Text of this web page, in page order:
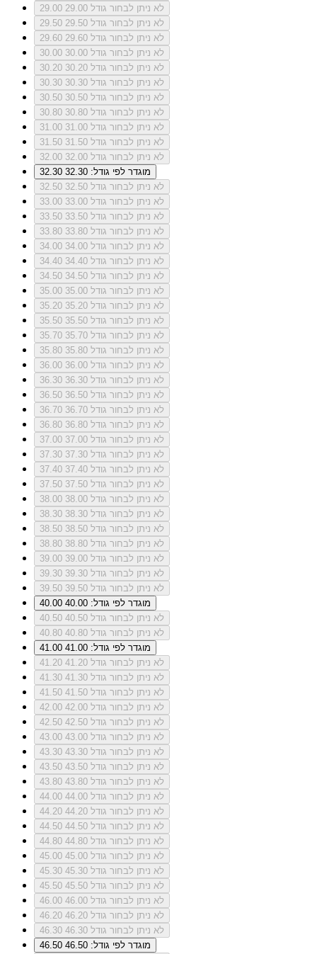
29.00
לא ניתן לבחור גודל 29.00
29.50
לא ניתן לבחור גודל 29.50
29.60
לא ניתן לבחור גודל 29.60
30.00
לא ניתן לבחור גודל 30.00
30.20
לא ניתן לבחור גודל 30.20
30.30
לא ניתן לבחור גודל 30.30
30.50
לא ניתן לבחור גודל 30.50
30.80
לא ניתן לבחור גודל 30.80
31.00
לא ניתן לבחור גודל 31.00
31.50
לא ניתן לבחור גודל 31.50
32.00
לא ניתן לבחור גודל 32.00
32.30
מוגדר לפי גודל: 32.30
32.50
לא ניתן לבחור גודל 32.50
33.00
לא ניתן לבחור גודל 33.00
33.50
לא ניתן לבחור גודל 33.50
33.80
לא ניתן לבחור גודל 33.80
34.00
לא ניתן לבחור גודל 34.00
34.40
לא ניתן לבחור גודל 34.40
34.50
לא ניתן לבחור גודל 34.50
35.00
לא ניתן לבחור גודל 35.00
35.20
לא ניתן לבחור גודל 35.20
35.50
לא ניתן לבחור גודל 35.50
35.70
לא ניתן לבחור גודל 35.70
35.80
לא ניתן לבחור גודל 35.80
36.00
לא ניתן לבחור גודל 36.00
36.30
לא ניתן לבחור גודל 36.30
36.50
לא ניתן לבחור גודל 36.50
36.70
לא ניתן לבחור גודל 36.70
36.80
לא ניתן לבחור גודל 36.80
37.00
לא ניתן לבחור גודל 37.00
37.30
לא ניתן לבחור גודל 37.30
37.40
לא ניתן לבחור גודל 37.40
37.50
לא ניתן לבחור גודל 37.50
38.00
לא ניתן לבחור גודל 38.00
38.30
לא ניתן לבחור גודל 38.30
38.50
לא ניתן לבחור גודל 38.50
38.80
לא ניתן לבחור גודל 38.80
39.00
לא ניתן לבחור גודל 39.00
39.30
לא ניתן לבחור גודל 39.30
39.50
לא ניתן לבחור גודל 39.50
40.00
מוגדר לפי גודל: 40.00
40.50
לא ניתן לבחור גודל 40.50
40.80
לא ניתן לבחור גודל 40.80
41.00
מוגדר לפי גודל: 41.00
41.20
לא ניתן לבחור גודל 41.20
41.30
לא ניתן לבחור גודל 41.30
41.50
לא ניתן לבחור גודל 41.50
42.00
לא ניתן לבחור גודל 42.00
42.50
לא ניתן לבחור גודל 42.50
43.00
לא ניתן לבחור גודל 43.00
43.30
לא ניתן לבחור גודל 43.30
43.50
לא ניתן לבחור גודל 43.50
43.80
לא ניתן לבחור גודל 43.80
44.00
לא ניתן לבחור גודל 44.00
44.20
לא ניתן לבחור גודל 44.20
44.50
לא ניתן לבחור גודל 44.50
44.80
לא ניתן לבחור גודל 44.80
45.00
לא ניתן לבחור גודל 45.00
45.30
לא ניתן לבחור גודל 45.30
45.50
לא ניתן לבחור גודל 45.50
46.00
לא ניתן לבחור גודל 46.00
46.20
לא ניתן לבחור גודל 46.20
46.30
לא ניתן לבחור גודל 46.30
46.50
מוגדר לפי גודל: 46.50